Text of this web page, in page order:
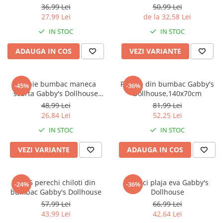
Star Wars
R-Walker
Pokemon
Baby Shark
Testoasele Ninja
Fireman Sam
Disney
Frozen Disney
Printesele Disney
Disney
Mickey Mouse Disney
Baby Shark
Pokemon
Pink Panther
Bing
Marie Cat
Skateboard
Casti protectie sport
Manusi sport
Vehicule
Casute si Locuri de joaca
Sporturi de interior
36,99 Lei
27,99 Lei
IN STOC
ADAUGA IN COS
50,99 Lei
de la 32,58 Lei
IN STOC
VEZI VARIANTE
-45%
Rochie bumbac maneca
scurta Gabby's Dollhouse
Chillin
48,99 Lei
26,84 Lei
IN STOC
VEZI VARIANTE
-36%
Prosop din bumbac Gabby's
Dollhouse,140x70cm
81,99 Lei
52,25 Lei
IN STOC
ADAUGA IN COS
-24%
Set 5 perechi chiloti din
bumbac Gabby's Dollhouse
57,99 Lei
43,99 Lei
-36%
Papuci plaja eva Gabby's
Dollhouse
66,99 Lei
42,64 Lei